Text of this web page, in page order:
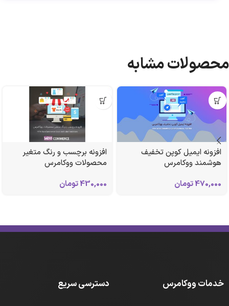
محصولات مشابه
افزونه ایمیل کوپن تخفیف
هوشمند ووکامرس
470,000تومان
افزونه برچسب و رنگ متغیر
محصولات ووکامرس
430,000تومان
خدمات ووکامرس دسترسی سریع